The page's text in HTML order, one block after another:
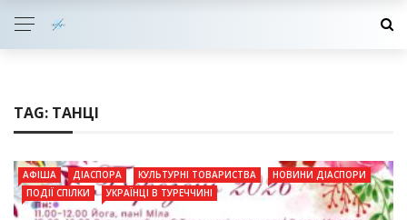
TAG: ТАНЦІ
АФІША ДІАСПОРА КУЛЬТУРНІ ТОВАРИСТВА
НОВИНИ ДІАСПОРИ
ПОДІЇ СПІЛКИ
УКРАЇНЦІ В ТУРЕЧЧИНІ